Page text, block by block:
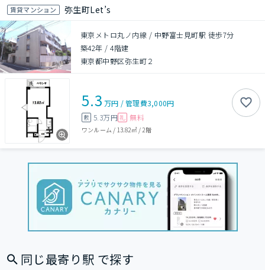
賃貸マンション 弥生町Let’s
東京メトロ丸ノ内線 / 中野富士見町駅 徒歩7分
築42年 /4階建
東京都中野区弥生町２
5.3 万円 /管理費3,000円
敷 5.3万円 礼 無料
ワンルーム / 13.82㎡/ 2階
同じ最寄り駅 で探す